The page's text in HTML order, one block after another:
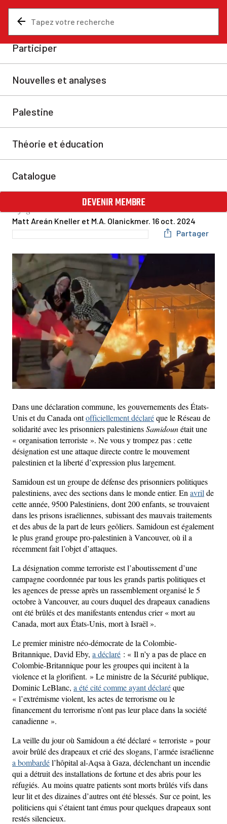
Samidoun brûle des
drapeaux, Israël brûle des
hôpitaux – Qui sont les
terroristes?
La veille du jour où Samidoun a été déclaré
« terroriste » pour avoir brûlé des drapeaux et crié
des slogans, l’armée israélienne a bombardé l’hôpital
al-Aqsa à Gaza, déclenchant un incendie qui a détruit
des installations de fortune et des abris pour les
réfugiés.
Matt Areán Kneller et M.A. Olanickmer. 16 oct. 2024
Partager
Dans une déclaration commune, les gouvernements des États-
Unis et du Canada ontofficiellement déclaréque le Réseau de
solidarité avec les prisonniers palestiniensSamidounétait une
« organisation terroriste ». Ne vous y trompez pas : cette
désignation est une attaque directe contre le mouvement
palestinien et la liberté d’expression plus largement.
Samidoun est un groupe de défense des prisonniers politiques
palestiniens, avec des sections dans le monde entier. En avril de
cette année, 9500 Palestiniens, dont 200 enfants, se trouvaient
dans les prisons israéliennes, subissant des mauvais traitements
et des abus de la part de leurs geôliers. Samidoun est également
le plus grand groupe pro-palestinien à Vancouver, où il a
récemment fait l’objet d’attaques.
La désignation comme terroriste est l’aboutissement d’une
campagne coordonnée par tous les grands partis politiques et
les agences de presse après un rassemblement organisé le 5
octobre à Vancouver, au cours duquel des drapeaux canadiens
ont été brûlés et des manifestants entendus crier « mort au
Canada, mort aux États-Unis, mort à Israël ».
Le premier ministre néo-démocrate de la Colombie-
Britannique, David Eby, a déclaré : « Il n’y a pas de place en
Colombie-Britannique pour les groupes qui incitent à la
violence et la glorifient. » Le ministre de la Sécurité publique,
Dominic LeBlanc, a été cité comme ayant déclaréque
« l’extrémisme violent, les actes de terrorisme ou le
financement du terrorisme n’ont pas leur place dans la société
canadienne ».
La veille du jour où Samidoun a été déclaré « terroriste » pour
avoir brûlé des drapeaux et crié des slogans, l’armée israélienne
a bombardél’hôpital al-Aqsa à Gaza, déclenchant un incendie
qui a détruit des installations de fortune et des abris pour les
réfugiés. Au moins quatre patients sont morts brûlés vifs dans
leur lit et des dizaines d’autres ont été blessés. Sur ce point, les
politiciens qui s’étaient tant émus pour quelques drapeaux sont
restés silencieux.